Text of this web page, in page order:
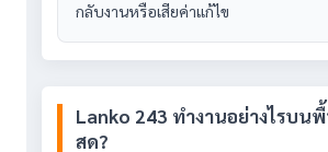
กลับงานหรือเสียค่าแก้ไข
Lanko 243 ทำงานอย่างไรบน
สด?